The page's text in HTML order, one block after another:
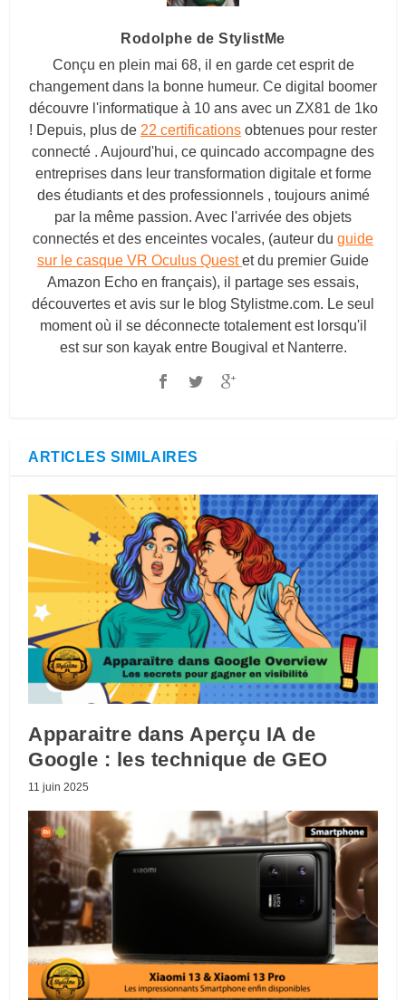
Rodolphe de StylistMe
Conçu en plein mai 68, il en garde cet esprit de
changement dans la bonne humeur. Ce digital boomer
découvre l'informatique à 10 ans avec un ZX81 de 1ko
! Depuis, plus de 22 certifications obtenues pour rester
connecté . Aujourd'hui, ce quincado accompagne des
entreprises dans leur transformation digitale et forme
des étudiants et des professionnels , toujours animé
par la même passion. Avec l'arrivée des objets
connectés et des enceintes vocales, (auteur du guide
sur le casque VR Oculus Questet du premier Guide
Amazon Echo en français), il partage ses essais,
découvertes et avis sur le blog Stylistme.com. Le seul
moment où il se déconnecte totalement est lorsqu'il
est sur son kayak entre Bougival et Nanterre.
ARTICLES SIMILAIRES
Apparaitre dans Aperçu IA de
Google : les technique de GEO
11 juin 2025